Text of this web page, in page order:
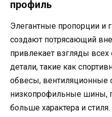
профиль
Элегантные пропорции и
создают потрясающий
привлекает взгляды
детали, такие как
обвесы, вентиляционные
низкопрофильные шины,
больше характера и стиля.